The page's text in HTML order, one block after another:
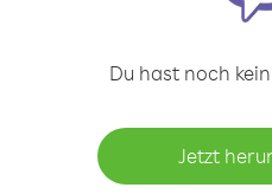
Du hast noch
Jetzt